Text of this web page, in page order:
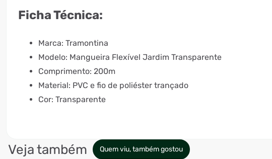
Ficha Técnica:
Marca: Tramontina
Modelo: Mangueira Flexível Jardim Transparente
Comprimento: 200m
Material: PVC e fio de poliéster trançado
Cor: Transparente
Veja também Quem viu, também gostou